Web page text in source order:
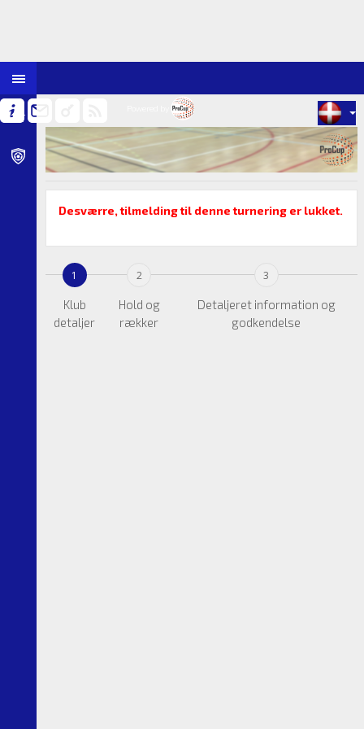
Desværre, tilmelding til denne turnering er lukket.
1
Klub
detaljer
2
Hold og
rækker
3
Detaljeret information og
godkendelse